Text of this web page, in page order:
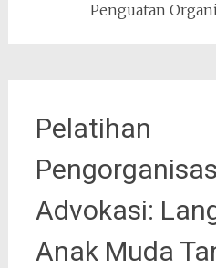
Penguatan
Pelatihan
Advokasi:
Anak Muda